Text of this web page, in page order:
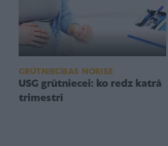
GRŪTNIECĪBAS NORISE
USG grūtniecei: ko redz katrā
trimestrī